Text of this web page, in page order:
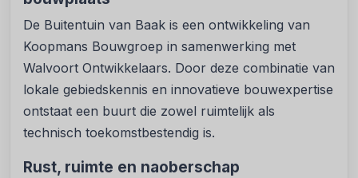
De Buitentuin van Baak is een ontwikkeling van
Koopmans Bouwgroep in samenwerking met
Walvoort Ontwikkelaars. Door deze combinatie van
lokale gebiedskennis en innovatieve bouwexpertise
ontstaat een buurt die zowel ruimtelijk als
technisch toekomstbestendig is.
Rust, ruimte en naoberschap